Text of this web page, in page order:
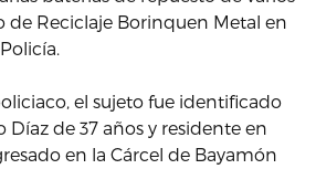
de Reciclaje Borinquen Metal en
el sujeto fue identificado
Díaz de 37 años y residente en
en la Cárcel de Bayamón